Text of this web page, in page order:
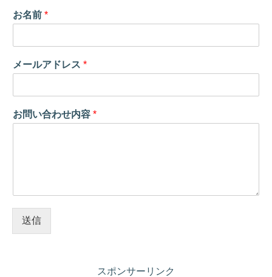
お名前 *
メールアドレス *
お問い合わせ内容 *
送信
スポンサーリンク